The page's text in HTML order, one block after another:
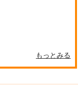
もっとみる